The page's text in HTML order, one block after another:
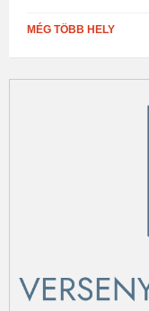
MÉG TÖBB HELY